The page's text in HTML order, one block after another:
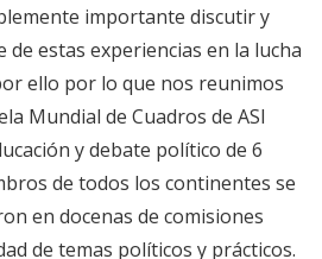
importante discutir y
de estas experiencias en la lucha
ello por lo que nos reunimos
Mundial de Cuadros de ASI
y debate político de 6
de todos los continentes se
en docenas de comisiones
de temas políticos y prácticos.